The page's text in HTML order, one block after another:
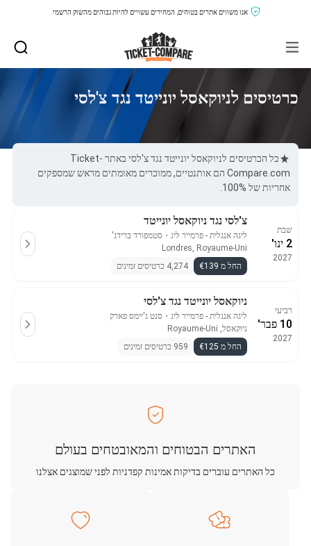
אנו משווים אתרים בטוחים, המחירים עשויים להיות גבוהים מהשוק הרשמי.
כרטיסים לניוקאסל יונייטד נגד צ'לסי
כל הכרטיסים לניוקאסל יונייטד נגד צ'לסי באתר Ticket-
Compare.com הם אותנטיים, ממוכרים מאומתים מראש שמספקים
אחריות של 100%.
שבת
2 ינו'
2027
צ'לסי נגד ניוקאסל יונייטד
ליגה אנגלית - פרמייר ליג ・ סטמפורד ברידג'
Londres, Royaume-Uni
החל מ €139
4,274 כרטיסים זמינים
רביעי
10 פבר'
2027
ניוקאסל יונייטד נגד צ'לסי
ליגה אנגלית - פרמייר ליג ・ סנט ג'יימס פארק
ניוקאסל, Royaume-Uni
החל מ €125
959 כרטיסים זמינים
האתרים הבטוחים והמאובטחים בעולם
כל האתרים עוברים בדיקות אמינות קפדניות לפני שמוצגים אצלנו